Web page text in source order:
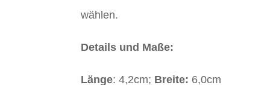
wählen.
Details und Maße:
Länge: 4,2cm; Breite: 6,0cm